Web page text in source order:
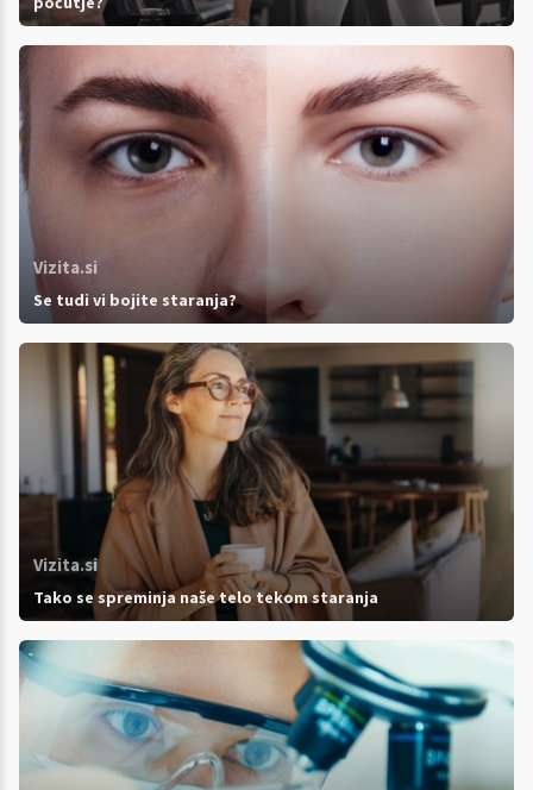
Vizita.si
Se tudi vi bojite staranja?
Vizita.si
Tako se spreminja naše telo tekom staranja